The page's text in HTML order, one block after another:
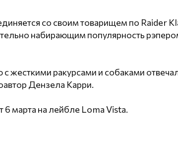
со своим товарищем по Raider
набирающим популярность
жесткими ракурсами и собаками
Дензела Карри.
марта на лейбле Loma Vista.